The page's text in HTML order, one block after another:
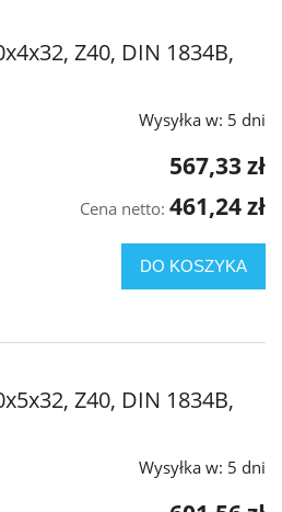
Z40, DIN 1834B,
Wysyłka w: 5 dni
567,33 zł
Cena netto: 461,24 zł
DO KOSZYKA
Z40, DIN 1834B,
Wysyłka w: 5 dni